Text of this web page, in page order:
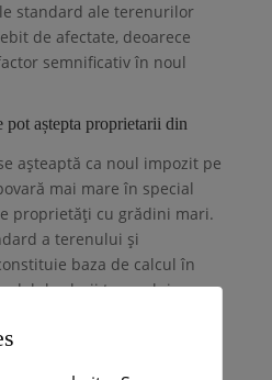
standard ale terenurilor
de afectate, deoarece
semnificativ în noul
aștepta proprietarii din
așteaptă ca noul impozit pe
mai mare în special
proprietăți cu grădini mari.
a terenului și
baza de calcul în
valorii terenului va
ridicată a valorii